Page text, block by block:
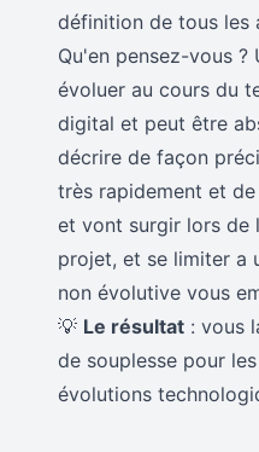
définition de tous les
Qu'en pensez-vous ?
évoluer au cours du
digital et peut être
décrire de façon
très rapidement et
et vont surgir lors de
projet, et se limiter a
non évolutive vous
💡 Le résultat : vous
de souplesse pour
évolutions